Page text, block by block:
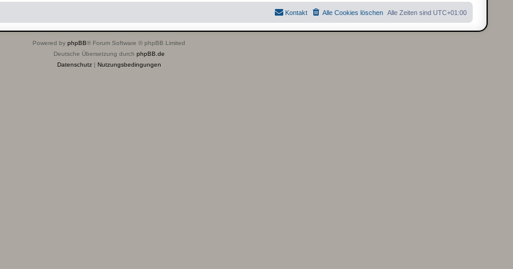
a
g
B
e
i
t
r
Alle Zeiten sind UTC+01:00
Alle Cookies löschen
Kontakt
Powered by phpBB® Forum Software © phpBB Limited
Deutsche Übersetzung durch phpBB.de
Datenschutz| Nutzungsbedingungen